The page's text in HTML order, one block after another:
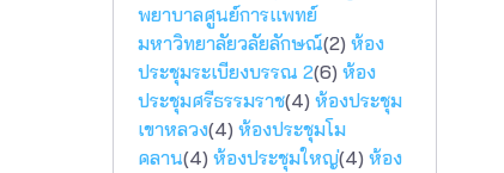
พยาบาลศูนย์การแพทย์
มหาวิทยาลัยวลัยลักษณ์(2) ห้อง
ประชุมระเบียงบรรณ 2(6) ห้อง
ประชุมศรีธรรมราช(4) ห้องประชุม
เขาหลวง(4) ห้องประชุมโม
คลาน(4) ห้องประชุมใหญ่(4) ห้อง